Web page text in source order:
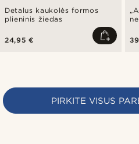
Detalus kaukolės formos
plieninis žiedas
24,95 €
PIRKITE VISUS